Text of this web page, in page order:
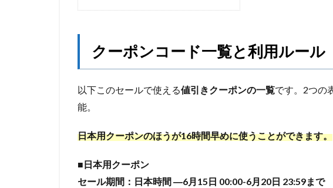
クーポンコード一覧と利用ルール
以下このセールで使える値引きクーポンの一覧です。2つの
能。
日本用クーポンのほうが16時間早めに使うことができます。
■日本用クーポン
セール期間：日本時間 ―6月15日 00:00-6月20日 23:59まで